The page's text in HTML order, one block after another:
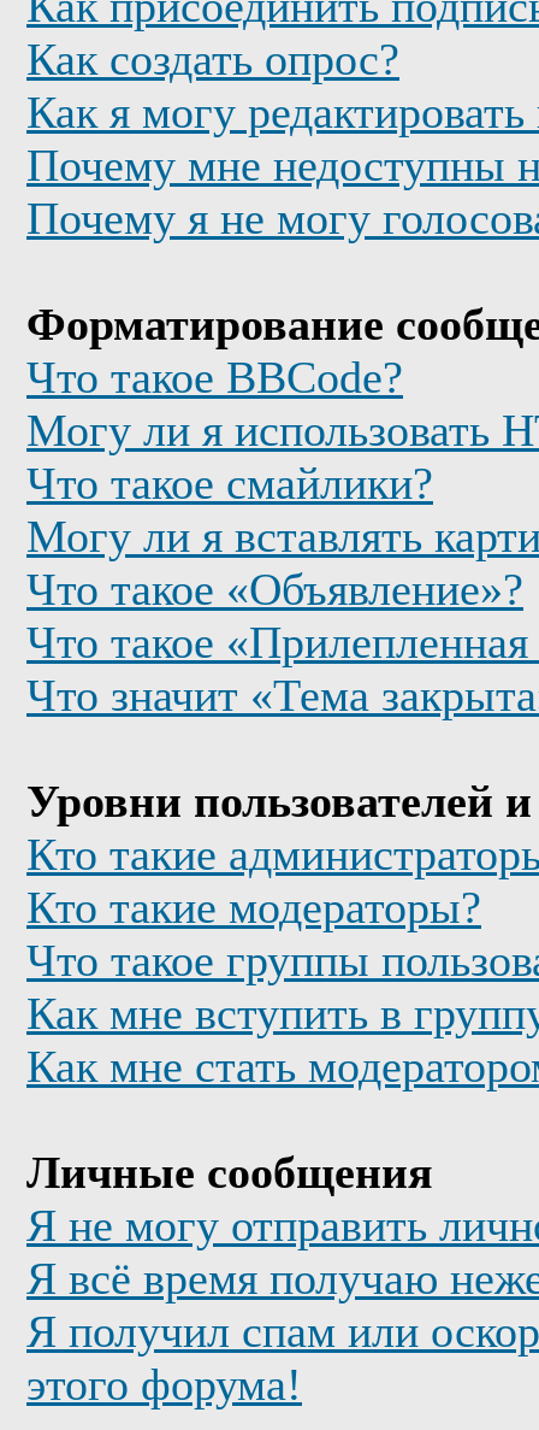
Как создать опрос?
Как я могу
Почему мне недоступны
Почему я не могу
Форматирование
Что такое BBCode?
Могу ли я использовать
Что такое смайлики?
Могу ли я вставлять
Что такое «Объявление»?
Что такое «Прилепленная
Что значит «Тема
Уровни пользователей
Кто такие
Кто такие модераторы?
Что такое группы
Как мне вступить в
Как мне стать
Личные сообщения
Я не могу отправить
Я всё время получаю
Я получил спам или
этого форума!